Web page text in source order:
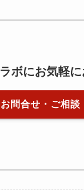
ボにお気軽に
お問合せ・ご相談